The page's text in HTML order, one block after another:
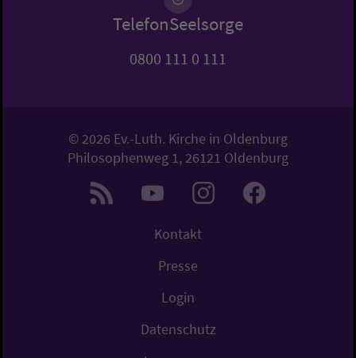
TelefonSeelsorge
0800 111 0 111
© 2026 Ev.-Luth. Kirche in Oldenburg
Philosophenweg 1, 26121 Oldenburg
Kontakt
Presse
Login
Datenschutz